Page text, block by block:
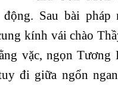
Sau bài pháp
kính vái chào
vặc, ngọn
đi giữa ngổn